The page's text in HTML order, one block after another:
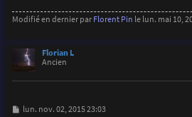
const int photoTPIN=7;
const int blinkerPIN=9;
int sensorValue = 0;
int prevSensorValue = 0;
volatile boolean blinker =
Modifié en dernier par Florent Pin le lun. mai 10,
Florian L
Ancien
Mlun. nov. 02, 2015 23:03